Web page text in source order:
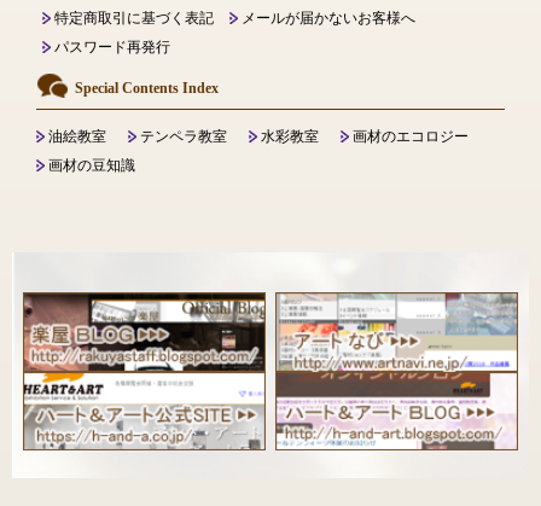
特定商取引に基づく表記
メールが届かないお客様へ
パスワード再発行
Special Contents Index
油絵教室 テンペラ教室 水彩教室
画材のエコロジー
画材の豆知識